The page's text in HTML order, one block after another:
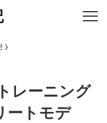
レーニング
ートモデ